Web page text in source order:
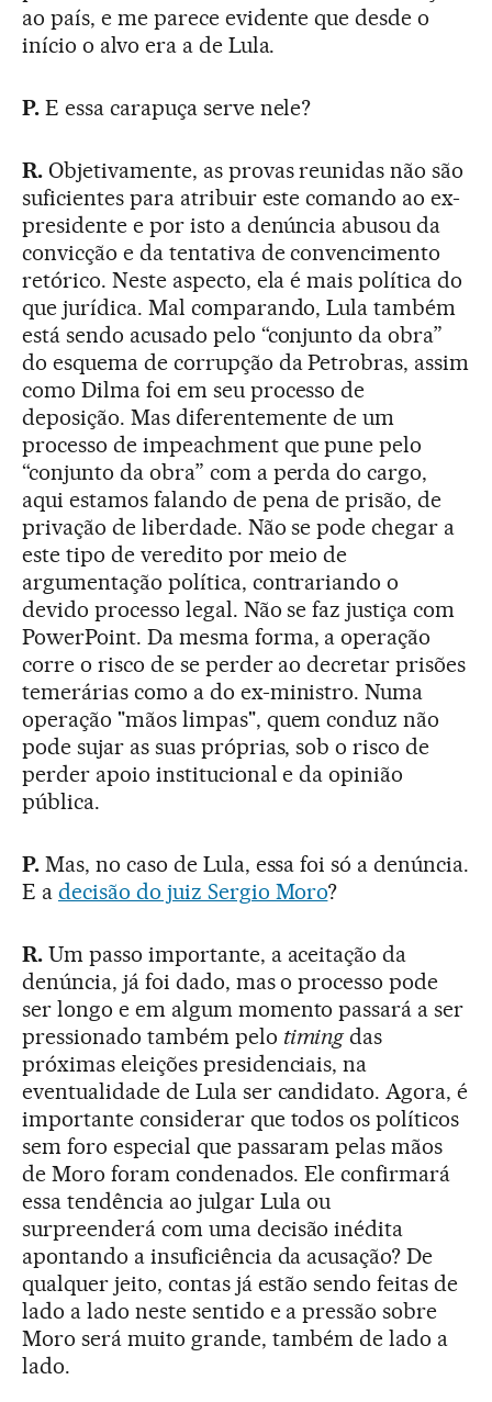
ao país, e me parece evidente que desde o
início o alvo era a de Lula.
P. E essa carapuça serve nele?
R. Objetivamente, as provas reunidas não são
suficientes para atribuir este comando ao ex-
presidente e por isto a denúncia abusou da
convicção e da tentativa de convencimento
retórico. Neste aspecto, ela é mais política do
que jurídica. Mal comparando, Lula também
está sendo acusado pelo “conjunto da obra”
do esquema de corrupção da Petrobras, assim
como Dilma foi em seu processo de
deposição. Mas diferentemente de um
processo de impeachment que pune pelo
“conjunto da obra” com a perda do cargo,
aqui estamos falando de pena de prisão, de
privação de liberdade. Não se pode chegar a
este tipo de veredito por meio de
argumentação política, contrariando o
devido processo legal. Não se faz justiça com
PowerPoint. Da mesma forma, a operação
corre o risco de se perder ao decretar prisões
temerárias como a do ex-ministro. Numa
operação "mãos limpas", quem conduz não
pode sujar as suas próprias, sob o risco de
perder apoio institucional e da opinião
pública.
P.Mas, no caso de Lula, essa foi só a denúncia.
E a decisão do juiz Sergio Moro?
R.Um passo importante, a aceitação da
denúncia, já foi dado, mas o processo pode
ser longo e em algum momento passará a ser
pressionado também pelo timingdas
próximas eleições presidenciais, na
eventualidade de Lula ser candidato. Agora, é
importante considerar que todos os políticos
sem foro especial que passaram pelas mãos
de Moro foram condenados. Ele confirmará
essa tendência ao julgar Lula ou
surpreenderá com uma decisão inédita
apontando a insuficiência da acusação? De
qualquer jeito, contas já estão sendo feitas de
lado a lado neste sentido e a pressão sobre
Moro será muito grande, também de lado a
lado.